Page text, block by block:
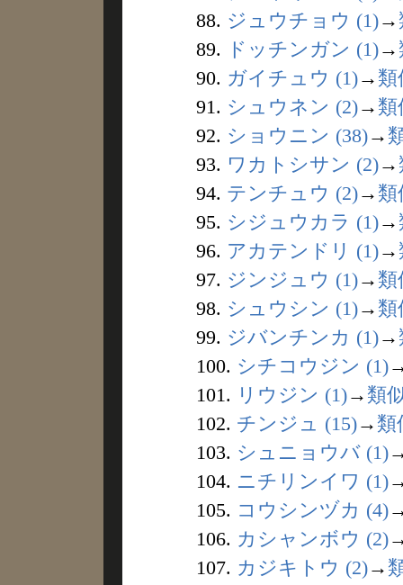
88. ジュウチョウ (1)→
89.
ドッチンガン (1)→
90. ガイチュウ (1)→ 類
91. シュウネン (2)→ 類
92. ショウニン (38)→
93. ワカトシサン (2)→
94. テンチュウ (2)→ 類
95. シジュウカラ (1)→
96. アカテンドリ (1)→
97. ジンジュウ (1)→ 類
98. シュウシン (1)→ 類
99. ジバンチンカ (1)→
100. シチコウジン (1)
101. リウジン (1)→ 類
102. チンジュ (15)→ 類
103. シュニョウバ (1)
104. ニチリンイワ (1)
105. コウシンヅカ (4)
106. カシャンボウ (2)
107. カジキトウ (2)→